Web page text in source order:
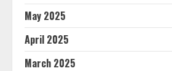
May 2025
April 2025
March 2025